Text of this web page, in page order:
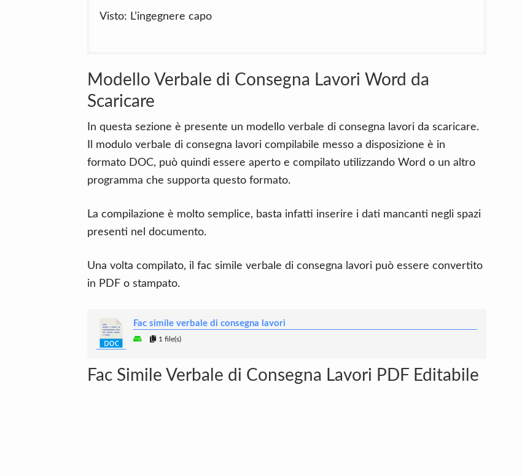
Visto: L’ingegnere capo
Modello Verbale di Consegna Lavori Word da
Scaricare
In questa sezione è presente un modello verbale di consegna lavori da scaricare.
Il modulo verbale di consegna lavori compilabile messo a disposizione è in
formato DOC, può quindi essere aperto e compilato utilizzando Word o un altro
programma che supporta questo formato.
La compilazione è molto semplice, basta infatti inserire i dati mancanti negli spazi
presenti nel documento.
Una volta compilato, il fac simile verbale di consegna lavori può essere convertito
in PDF o stampato.
Fac simile verbale di consegna lavori
1 file(s)
Fac Simile Verbale di Consegna Lavori PDF Editabile